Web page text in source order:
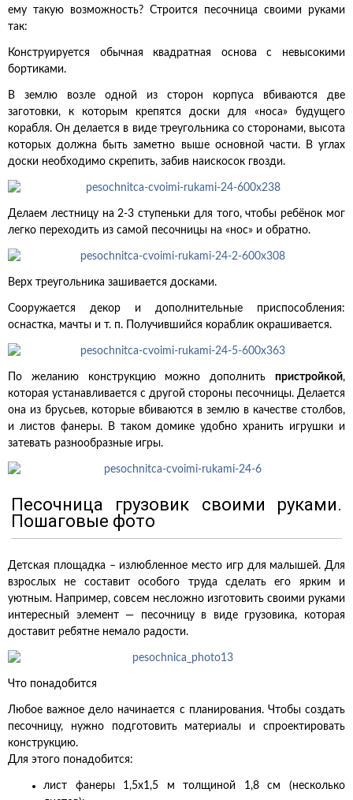
ему такую возможность? Строится песочница своими руками
так:
Конструируется обычная квадратная основа с невысокими
бортиками.
В землю возле одной из сторон корпуса вбиваются две
заготовки, к которым крепятся доски для «носа» будущего
корабля. Он делается в виде треугольника со сторонами, высота
которых должна быть заметно выше основной части. В углах
доски необходимо скрепить, забив наискосок гвозди.
Делаем лестницу на 2-3 ступеньки для того, чтобы ребёнок мог
легко переходить из самой песочницы на «нос» и обратно.
Верх треугольника зашивается досками.
Сооружается декор и дополнительные приспособления:
оснастка, мачты и т. п. Получившийся кораблик окрашивается.
По желанию конструкцию можно дополнить пристройкой,
которая устанавливается с другой стороны песочницы. Делается
она из брусьев, которые вбиваются в землю в качестве столбов,
и листов фанеры. В таком домике удобно хранить игрушки и
затевать разнообразные игры.
Песочница грузовик своими руками.
Пошаговые фото
Детская площадка – излюбленное место игр для малышей. Для
взрослых не составит особого труда сделать его ярким и
уютным. Например, совсем несложно изготовить своими руками
интересный элемент — песочницу в виде грузовика, которая
доставит ребятне немало радости.
Что понадобится
Любое важное дело начинается с планирования. Чтобы создать
песочницу, нужно подготовить материалы и спроектировать
конструкцию.
Для этого понадобится:
лист фанеры 1,5х1,5 м толщиной 1,8 см (несколько